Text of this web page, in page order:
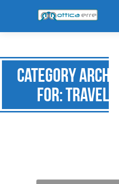
Category Archive
for: Travel